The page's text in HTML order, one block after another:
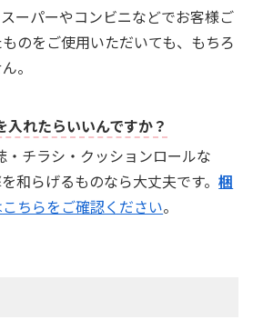
ーパーやコンビニなどでお客様ご
のをご使用いただいても、もちろ
。
れたらいいんですか？
・チラシ・クッションロールな
和らげるものなら大丈夫です。梱
ちらをご確認ください。